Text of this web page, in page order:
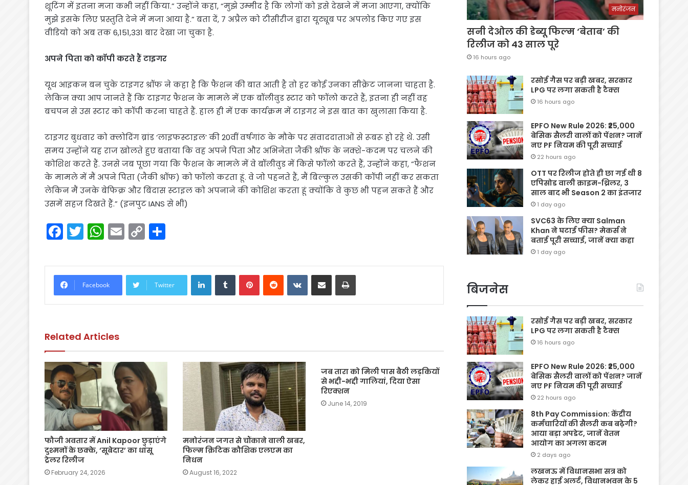
शूटिंग में इतना मजा कभी नहीं किया.” उन्होंने कहा, “मुझे उम्मीद है कि लोगों को इसे देखने में मजा आएगा, क्योंकि
मुझे इसके लिए प्रस्तुति देने में मजा आया है.” बता दें, 7 अप्रैल को टीसीरीज द्वारा यूट्यूब पर अपलोड किए गए इस
वीडियो को अब तक 6,151,331 बार देखा जा चुका है.
अपने पिता को कॉपी करते हैं टाइगर
यूथ आइकन बन चुके टाइगर श्रॉफ ने कहा है कि फैशन की बात आती है तो हर कोई उनका सीक्रेट जानना चाहता है.
लेकिन क्या आप जानते हैं कि टाइगर फैशन के मामले में एक बॉलीवुड स्टार को फॉलो करते हैं, इतना ही नहीं वह
बचपन से उस स्टार को कॉपी करना चाहते हैं. हाल ही में एक कार्यक्रम में टाइगर ने इस बात का खुलासा किया है.
टाइगर बुधवार को क्लोदिंग ब्रांड ‘लाइफस्टाइल’ की 20वीं वर्षगांठ के मौके पर संवाददाताओं से रूबरू हो रहे थे. उसी
समय उन्होंने यह राज खोलते हुए बताया कि वह अपने पिता और अभिनेता जैकी श्रॉफ के नक्शे-कदम पर चलने की
कोशिश करते हैं. उनसे जब पूछा गया कि फैशन के मामले में वे बॉलीवुड में किसे फॉलो करते हैं, उन्होंने कहा, “फैशन
के मामले में मैं अपने पिता (जैकी श्रॉफ) को फॉलो करता हूं. वे जो पहनते हैं, मैं बिल्कुल उसकी कॉपी नहीं कर सकता
लेकिन मैं उनके बेफिक्र और बिंदास स्टाइल को अपनाने की कोशिश करता हूं क्योंकि वे कुछ भी पहन सकते हैं और
उसमें सहज दिखते हैं.” (इनपुट IANS से भी)
F
a
c
e
b
o
k
T
w
itt
er
W
h
a
ts
A
p
E
m
ai
l
C
o
p
y
Li
ar
e
Facebook Twitter
LinkedInTumblrPinterestReddit VKontakte
Share via Email Print
Related Articles
फौजी अवतार में Anil Kapoor छुड़ाएंगे
दुश्मनों के छक्के, ‘सूबेदार’ का धांसू
ट्रेलर रिलीज
February 24, 2026
मनोरंजन जगत से चौंकाने वाली खबर,
फिल्म क्रिटिक कौशिक एलएम का
निधन
August 16, 2022
जब तारा को मिली पास बैठी लड़कियों
से भद्दी-भद्दी गालियां, दिया ऐसा
रिएक्शन
June 14, 2019
मनोरंजन
सनी देओल की डेब्यू फिल्म ‘बेताब’ की
रिलीज को 43 साल पूरे
16 hours ago
रसोई गैस पर बड़ी खबर, सरकार
LPG पर लगा सकती है टैक्स
16 hours ago
EPFO New Rule 2026: ₹25,000
बेसिक सैलरी वालों को पेंशन? जानें
नए PF नियम की पूरी सच्चाई
22 hours ago
OTT पर रिलीज होते ही छा गई थी 8
एपिसोड वाली क्राइम-थ्रिलर, 3
साल बाद भी Season 2 का इंतजार
1 day ago
SVC63 के लिए क्या Salman
Khan ने घटाई फीस? मेकर्स ने
बताई पूरी सच्चाई, जानें क्या कहा
1 day ago
बिजनेस
रसोई गैस पर बड़ी खबर, सरकार
LPG पर लगा सकती है टैक्स
16 hours ago
EPFO New Rule 2026: ₹25,000
बेसिक सैलरी वालों को पेंशन? जानें
नए PF नियम की पूरी सच्चाई
22 hours ago
8th Pay Commission: केंद्रीय
कर्मचारियों की सैलरी कब बढ़ेगी?
आया बड़ा अपडेट, जानें वेतन
आयोग का अगला कदम
2 days ago
लखनऊ में विधानसभा सत्र को
लेकर हाई अलर्ट, विधानभवन के 5